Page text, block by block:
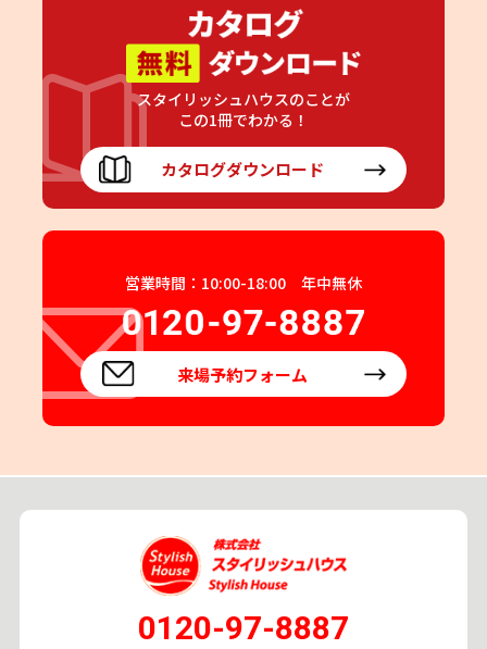
スタイリッシュハウスのことが
この1冊でわかる！
カタログダウンロード
営業時間：10:00-18:00 年中無休
来場予約フォーム
0120-97-8887